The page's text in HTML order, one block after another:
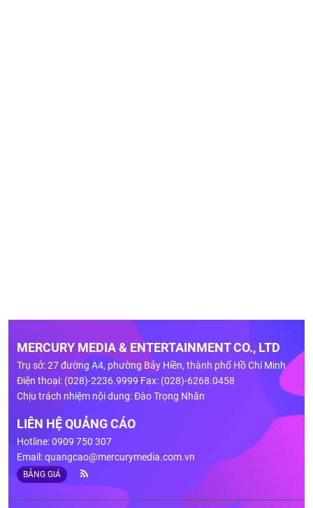
MERCURY MEDIA & ENTERTAINMENT CO., LTD
Trụ sở: 27 đường A4, phường Bảy Hiền, thành phố Hồ Chí Minh
Điện thoại: (028)-2236.9999 Fax: (028)-6268.0458
Chịu trách nhiệm nội dung: Đào Trọng Nhân
LIÊN HỆ QUẢNG CÁO
Hotline: 0909 750 307
Email:quangcao@mercurymedia.com.vn
BẢNG GIÁ